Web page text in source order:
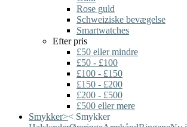
Rose guld
Schweiziske bevægelse
Smartwatches
Efter pris
£50 eller mindre
£50 - £100
£100 - £150
£150 - £200
£200 - £500
£500 eller mere
Smykker>< Smykker